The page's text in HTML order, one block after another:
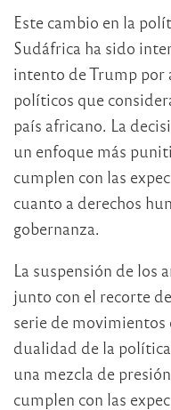
Este cambio en la
Sudáfrica ha sido
intento de Trump por
políticos que
país africano. La
un enfoque más
cumplen con las
cuanto a derechos
gobernanza.
La suspensión de los
junto con el recorte
serie de
dualidad de la
una mezcla de
cumplen con las